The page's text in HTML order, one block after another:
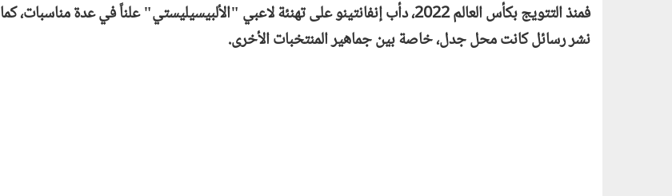
فمنذ التتويج بكأس العالم 2022، دأب إنفانتينو على تهنئة لاعبي "الألبيسيليستي" علناً في عدة مناسبات، كما
نشر رسائل كانت محل جدل، خاصة بين جماهير المنتخبات الأخرى.